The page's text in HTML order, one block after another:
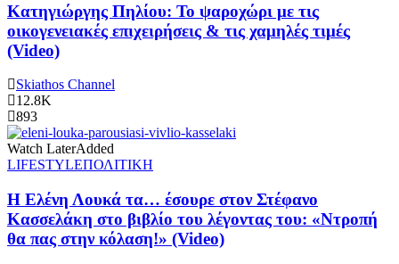
Κατηγιώργης Πηλίου: Το ψαροχώρι με τις
οικογενειακές επιχειρήσεις & τις χαμηλές τιμές
(Video)
Skiathos Channel
12.8K
893
Watch LaterAdded
LIFESTYLEΠΟΛΙΤΙΚΗ
Η Ελένη Λουκά τα… έσουρε στον Στέφανο
Κασσελάκη στο βιβλίο του λέγοντας του: «Ντροπή
θα πας στην κόλαση!» (Video)